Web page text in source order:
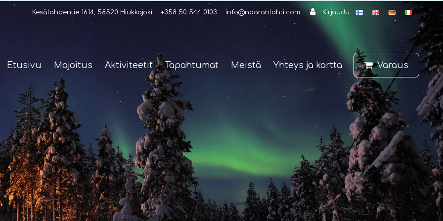
Kesälahdentie 1614, 58520 Hiukkajoki +358 50 544 0103 info@naaranlahti.com Kirjaudu
Etusivu Majoitus Aktiviteetit Tapahtumat Meistä Yhteys ja kartta Varaus